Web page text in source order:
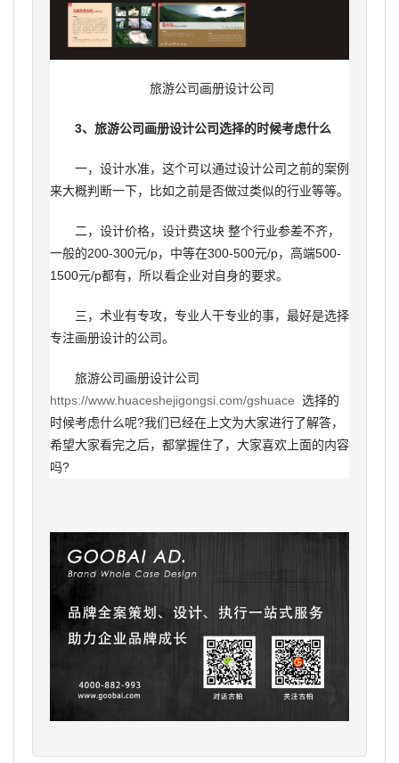
旅游公司画册设计公司
3、旅游公司画册设计公司选择的时候考虑什么
一，设计水准，这个可以通过设计公司之前的案例
来大概判断一下，比如之前是否做过类似的行业等等。
二，设计价格，设计费这块 整个行业参差不齐，
一般的200-300元/p，中等在300-500元/p，高端500-
1500元/p都有，所以看企业对自身的要求。
三，术业有专攻，专业人干专业的事，最好是选择
专注画册设计的公司。
旅游公司画册设计公司
https://www.huaceshejigongsi.com/gshuace 选择的
时候考虑什么呢?我们已经在上文为大家进行了解答，
希望大家看完之后，都掌握住了，大家喜欢上面的内容
吗?